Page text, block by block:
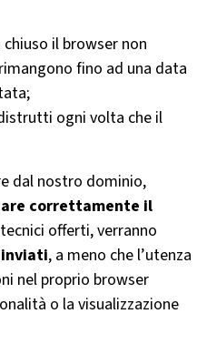
il browser non
fino ad una data
ogni volta che il
dal nostro dominio,
correttamente il
offerti, verranno
, a meno che l’utenza
nel proprio browser
o la visualizzazione